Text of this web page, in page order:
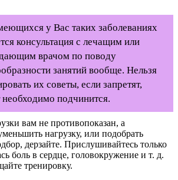
у Вас таких заболеваниях
консультация с лечащим или
врачом по поводу
занятий вообще. Нельзя
их советы, если запретят,
необходимо подчинится.
вам не противопоказан, а
нагрузку, или подобрать
дерзайте. Прислушивайтесь только
боль в сердце, головокружение и т. д.
тренировку.